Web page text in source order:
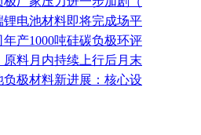
锂电池材料即将完成场平
产1000吨硅碳负极环评
料月内持续上行后月末
负极材料新进展：核心设